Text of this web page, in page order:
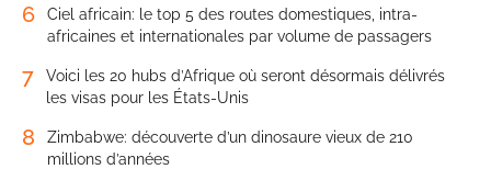
6
Ciel africain: le top 5 des routes domestiques, intra-
africaines et internationales par volume de passagers
7
Voici les 20 hubs d’Afrique où seront désormais délivrés
les visas pour les États-Unis
8
Zimbabwe: découverte d’un dinosaure vieux de 210
millions d’années